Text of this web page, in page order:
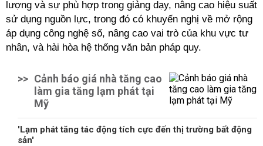
lượng và sự phù hợp trong giảng dạy, nâng cao hiệu suất
sử dụng nguồn lực, trong đó có khuyến nghị về mở rộng
áp dụng công nghệ số, nâng cao vai trò của khu vực tư
nhân, và hài hòa hệ thống văn bản pháp quy.
>> Cảnh báo giá nhà tăng cao
làm gia tăng lạm phát tại
Mỹ
'Lạm phát tăng tác động tích cực đến thị trường bất động
sản'